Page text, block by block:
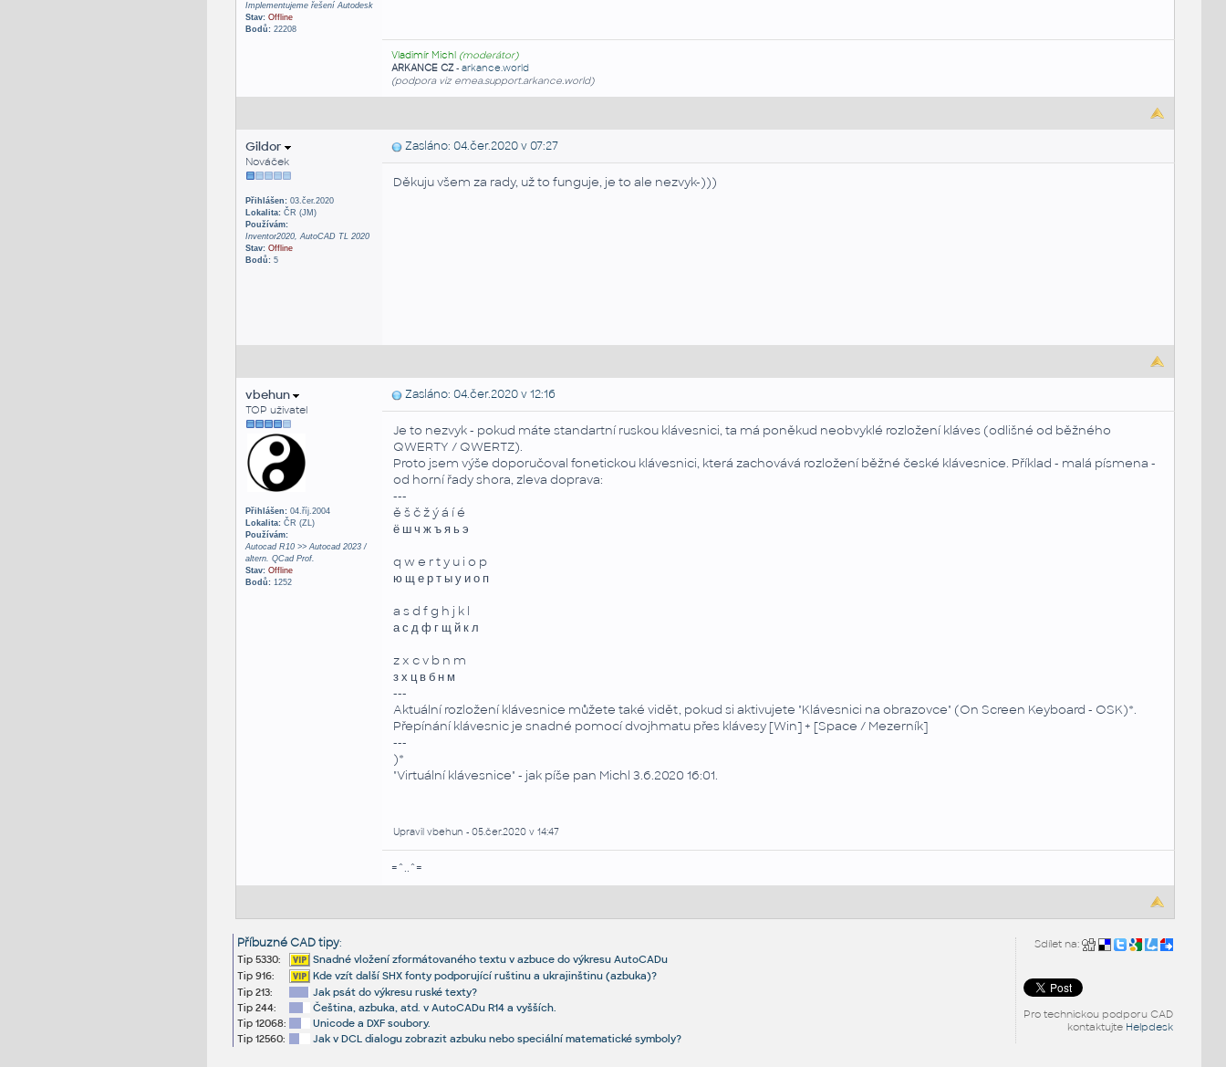
Implementujeme řešení Autodesk
Stav: Offline
Bodů:22208
Vladimír Michl (moderátor)
ARKANCE CZ- arkance.world
(podpora viz emea.support.arkance.world)
Gildor
Nováček
Přihlášen:03.čer.2020
Lokalita:ČR (JM)
Používám:
Inventor2020, AutoCAD TL 2020
Stav: Offline
Bodů:5
Zasláno: 04.čer.2020 v 07:27
Děkuju všem za rady, už to funguje, je to ale nezvyk-)))
vbehun
TOP uživatel
Přihlášen:04.říj.2004
Lokalita:ČR (ZL)
Používám:
Autocad R10 >> Autocad 2023 /
altern. QCad Prof.
Stav: Offline
Bodů:1252
Zasláno: 04.čer.2020 v 12:16
Je to nezvyk - pokud máte standartní ruskou klávesnici, ta má poněkud neobvyklé rozložení kláves (odlišné od běžného
QWERTY / QWERTZ).
Proto jsem výše doporučoval fonetickou klávesnici, která zachovává rozložení běžné české klávesnice. Příklad - malá písmena -
od horní řady shora, zleva doprava:
---
ě š č ž ý á í é
ё ш ч ж ъ я ь э
q w e r t y u i o p
ю щ е р т ы у и о п
a s d f g h j k l
а с д ф г щ й к л
z x c v b n m
з х ц в б н м
---
Aktuální rozložení klávesnice můžete také vidět, pokud si aktivujete "Klávesnici na obrazovce" (On Screen Keyboard - OSK)*.
Přepínání klávesnic je snadné pomocí dvojhmatu přes klávesy [Win] + [Space / Mezerník]
---
)*
"Virtuální klávesnice" - jak píše pan Michl 3.6.2020 16:01.
Upravil vbehun - 05.čer.2020 v 14:47
=^..^=
Sdílet na:
Pro technickou podporu CAD
kontaktujte Helpdesk
Příbuzné CAD tipy:
Tip 5330:
Snadné vložení zformátovaného textu v azbuce do výkresu AutoCADu
Tip 916:
Kde vzít další SHX fonty podporující ruštinu a ukrajinštinu (azbuka)?
Tip 213:
Jak psát do výkresu ruské texty?
Tip 244:
Čeština, azbuka, atd. v AutoCADu R14 a vyšších.
Tip 12068:
Unicode a DXF soubory.
Tip 12560:
Jak v DCL dialogu zobrazit azbuku nebo speciální matematické symboly?